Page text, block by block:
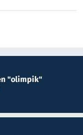
"olimpik"